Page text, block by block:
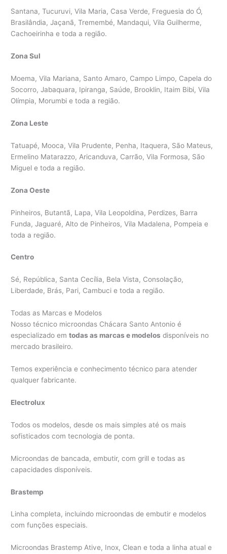
Santana, Tucuruvi, Vila Maria, Casa Verde, Freguesia do Ó,
Brasilândia, Jaçanã, Tremembé, Mandaqui, Vila Guilherme,
Cachoeirinha e toda a região.
Zona Sul
Moema, Vila Mariana, Santo Amaro, Campo Limpo, Capela do
Socorro, Jabaquara, Ipiranga, Saúde, Brooklin, Itaim Bibi, Vila
Olímpia, Morumbi e toda a região.
Zona Leste
Tatuapé, Mooca, Vila Prudente, Penha, Itaquera, São Mateus,
Ermelino Matarazzo, Aricanduva, Carrão, Vila Formosa, São
Miguel e toda a região.
Zona Oeste
Pinheiros, Butantã, Lapa, Vila Leopoldina, Perdizes, Barra
Funda, Jaguaré, Alto de Pinheiros, Vila Madalena, Pompeia e
toda a região.
Centro
Sé, República, Santa Cecília, Bela Vista, Consolação,
Liberdade, Brás, Pari, Cambuci e toda a região.
Todas as Marcas e Modelos
Nosso técnico microondas Chácara Santo Antonio é
especializado emtodas as marcas e modelos disponíveis no
mercado brasileiro.
Temos experiência e conhecimento técnico para atender
qualquer fabricante.
Electrolux
Todos os modelos, desde os mais simples até os mais
sofisticados com tecnologia de ponta.
Microondas de bancada, embutir, com grill e todas as
capacidades disponíveis.
Brastemp
Linha completa, incluindo microondas de embutir e modelos
com funções especiais.
Microondas Brastemp Ative, Inox, Clean e toda a linha atual e